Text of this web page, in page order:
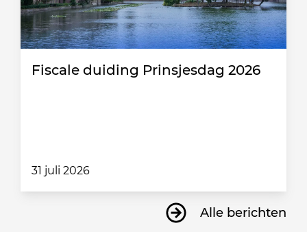
Fiscale duiding Prinsjesdag 2026
31 juli 2026
Alle berichten